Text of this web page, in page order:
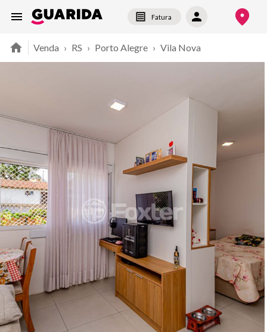
Fatura
Venda › RS › Porto Alegre › Vila Nova